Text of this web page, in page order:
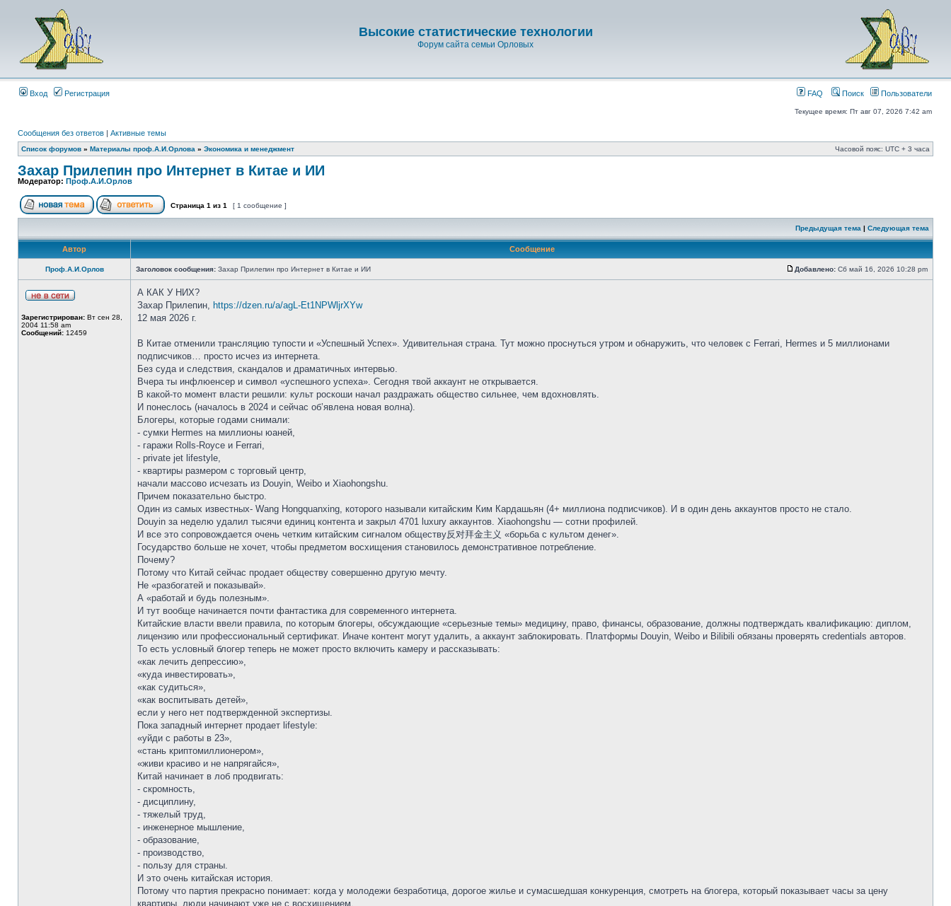
Высокие статистические технологии
Форум сайта семьи Орловых
Вход Регистрация FAQ Поиск Пользователи
Текущее время: Пт авг 07, 2026 7:42 am
Сообщения без ответов | Активные темы
Список форумов » Материалы проф.А.И.Орлова » Экономика и менеджмент Часовой пояс: UTC + 3 часа
Захар Прилепин про Интернет в Китае и ИИ
Модератор: Проф.А.И.Орлов
Страница 1 из 1 [ 1 сообщение ]
Предыдущая тема | Следующая тема
Автор Сообщение
Проф.А.И.Орлов Заголовок сообщения: Захар Прилепин про Интернет в Китае и ИИ Добавлено: Сб май 16, 2026 10:28 pm
Зарегистрирован: Вт сен 28,
2004 11:58 am
Сообщений: 12459
А КАК У НИХ?
Захар Прилепин, https://dzen.ru/a/agL-Et1NPWljrXYw
12 мая 2026 г.
В Китае отменили трансляцию тупости и «Успешный Успех». Удивительная страна. Тут можно проснуться утром и обнаружить, что человек с Ferrari, Hermes и 5 миллионами
подписчиков… просто исчез из интернета.
Без суда и следствия, скандалов и драматичных интервью.
Вчера ты инфлюенсер и символ «успешного успеха». Сегодня твой аккаунт не открывается.
В какой-то момент власти решили: культ роскоши начал раздражать общество сильнее, чем вдохновлять.
И понеслось (началось в 2024 и сейчас об’явлена новая волна).
Блогеры, которые годами снимали:
- сумки Hermes на миллионы юаней,
- гаражи Rolls-Royce и Ferrari,
- private jet lifestyle,
- квартиры размером с торговый центр,
начали массово исчезать из Douyin, Weibo и Xiaohongshu.
Причем показательно быстро.
Один из самых известных- Wang Hongquanxing, которого называли китайским Ким Кардашьян (4+ миллиона подписчиков). И в один день аккаунтов просто не стало.
Douyin за неделю удалил тысячи единиц контента и закрыл 4701 luxury аккаунтов. Xiaohongshu — сотни профилей.
И все это сопровождается очень четким китайским сигналом обществу反对拜金主义 «борьба с культом денег».
Государство больше не хочет, чтобы предметом восхищения становилось демонстративное потребление.
Почему?
Потому что Китай сейчас продает обществу совершенно другую мечту.
Не «разбогатей и показывай».
А «работай и будь полезным».
И тут вообще начинается почти фантастика для современного интернета.
Китайские власти ввели правила, по которым блогеры, обсуждающие «серьезные темы» медицину, право, финансы, образование, должны подтверждать квалификацию: диплом,
лицензию или профессиональный сертификат. Иначе контент могут удалить, а аккаунт заблокировать. Платформы Douyin, Weibo и Bilibili обязаны проверять credentials авторов.
То есть условный блогер теперь не может просто включить камеру и рассказывать:
«как лечить депрессию»,
«куда инвестировать»,
«как судиться»,
«как воспитывать детей»,
если у него нет подтвержденной экспертизы.
Пока западный интернет продает lifestyle:
«уйди с работы в 23»,
«стань криптомиллионером»,
«живи красиво и не напрягайся»,
Китай начинает в лоб продвигать:
- скромность,
- дисциплину,
- тяжелый труд,
- инженерное мышление,
- образование,
- производство,
- пользу для страны.
И это очень китайская история.
Потому что партия прекрасно понимает: когда у молодежи безработица, дорогое жилье и сумасшедшая конкуренция, смотреть на блогера, который показывает часы за цену
квартиры, люди начинают уже не с восхищением.